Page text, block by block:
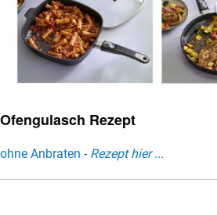
Ofengulasch Rezept
ohne Anbraten - Rezept hier ...